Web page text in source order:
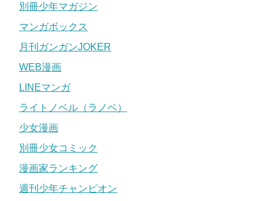
別冊少年マガジン
マンガボックス
月刊ガンガンJOKER
WEB漫画
LINEマンガ
ライトノベル（ラノベ）
少女漫画
別冊少女コミック
漫画家ランキング
週刊少年チャンピオン